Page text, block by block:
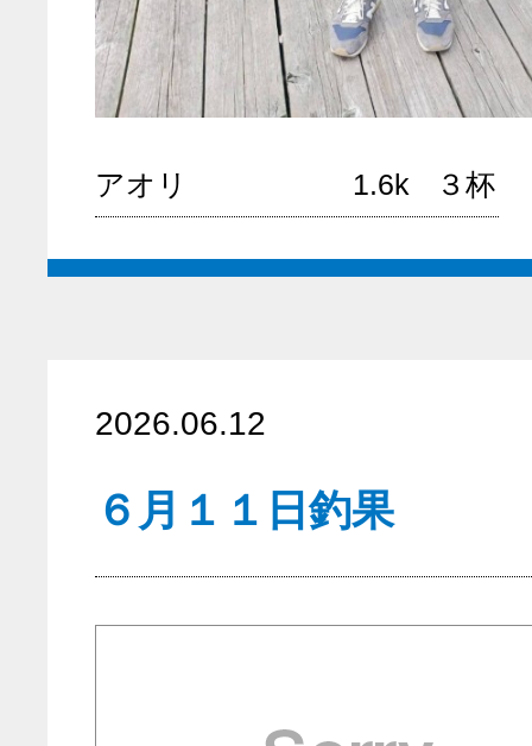
アオリ 1.6k ３杯
2026.06.12
６月１１日釣果